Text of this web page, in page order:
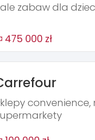
zabaw dla
475 000 zł